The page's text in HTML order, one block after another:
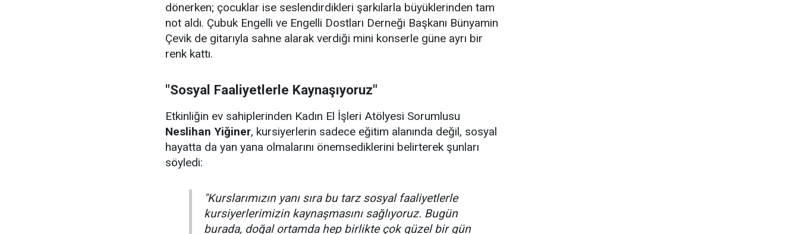
dönerken; çocuklar ise seslendirdikleri şarkılarla büyüklerinden tam
not aldı. Çubuk Engelli ve Engelli Dostları Derneği Başkanı Bünyamin
Çevik de gitarıyla sahne alarak verdiği mini konserle güne ayrı bir
renk kattı.
"Sosyal Faaliyetlerle Kaynaşıyoruz"
Etkinliğin ev sahiplerinden Kadın El İşleri Atölyesi Sorumlusu
Neslihan Yiğiner, kursiyerlerin sadece eğitim alanında değil, sosyal
hayatta da yan yana olmalarını önemsediklerini belirterek şunları
söyledi:
"Kurslarımızın yanı sıra bu tarz sosyal faaliyetlerle
kursiyerlerimizin kaynaşmasını sağlıyoruz. Bugün
burada, doğal ortamda hep birlikte çok güzel bir gün